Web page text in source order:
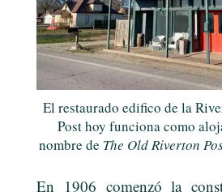
El restaurado edifico de la
Post hoy funciona como
nombre de The Old Riverton
En 1906 comenzó la